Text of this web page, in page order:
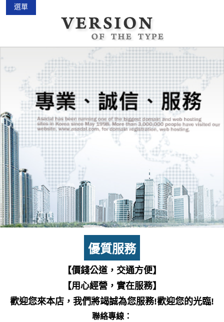
選單
優質服務
【價錢公道，交通方便】
【用心經營，實在服務】
歡迎您來本店，我們將竭誠為您服務!歡迎您的光臨!
聯絡專線：
2015-02-01
2018-03-16 花蓮景點2018地圖...
七星潭風景區美景介紹...
三日遊景點行程規劃景...
2018-03-12 花蓮自由行自助行程